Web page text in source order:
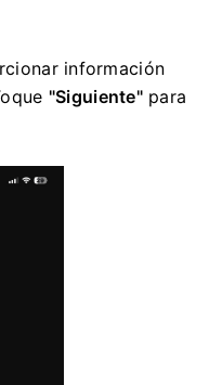
información
"Siguiente"para